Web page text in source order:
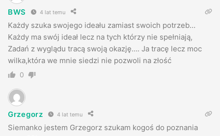
BWS 4 lat temu
Każdy szuka swojego ideału zamiast swoich potrzeb…
Każdy ma swój ideał lecz na tych którzy nie spełniają,
Zadań z wyglądu tracą swoją okazję…. Ja tracę lecz moc
wilka,która we mnie siedzi nie pozwoli na złość
0
Grzegorz 4 lat temu
Siemanko jestem Grzegorz szukam kogoś do poznania